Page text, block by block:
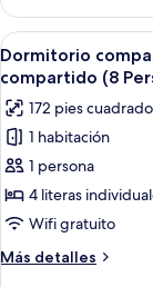
compartido,
baño
compartido
(14
Person)
Abrir
todas
las
fotos
de
Dormitorio
compartido,
solo
para
mujeres,
7
Dormitorio
compartido (8
172 pies
1 habitación
1 persona
4 literas
Wifi gratuito
Más detalles
Más